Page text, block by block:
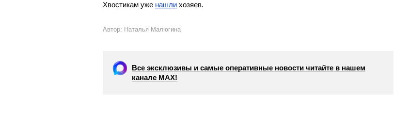
Хвостикам уже нашли хозяев.
Автор: Наталья Малюгина
Все эксклюзивы и самые оперативные новости читайте в нашем
канале МАХ!